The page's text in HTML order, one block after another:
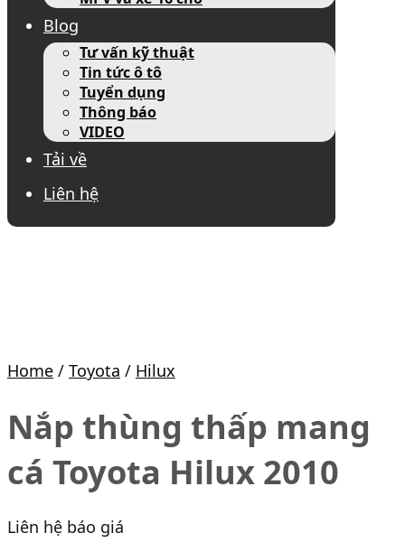
Blog
Tư vấn kỹ thuật
Tin tức ô tô
Tuyển dụng
Thông báo
VIDEO
Tải về
Liên hệ
Home / Toyota / Hilux
Nắp thùng thấp mang
cá Toyota Hilux 2010
Liên hệ báo giá